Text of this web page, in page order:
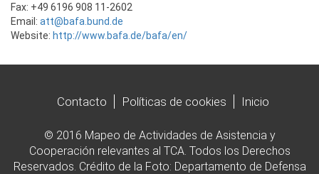
Fax: +49 6196 908 11-2602
Email: att@bafa.bund.de
Website: http://www.bafa.de/bafa/en/
Contacto Políticas de cookies Inicio
© 2016 Mapeo de Actividades de Asistencia y
Cooperación relevantes al TCA. Todos los Derechos
Reservados. Crédito de la Foto: Departamento de Defensa